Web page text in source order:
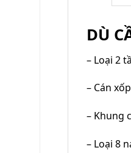
DÙ
– Loại 2
– Cán
– Khung
– Loại 8